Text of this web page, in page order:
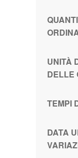
UNITÀ
DELLE
TEMPI
DATA